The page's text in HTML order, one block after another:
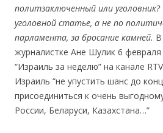
политзаключенный или
уголовной статье, а не по
парламента, за бросание камней.
журналистке Ане Шулик 6
“Израиль за неделю” на канале
Израиль “не упустить шанс до
присоединиться к очень
России, Беларуси, Казахстана…”